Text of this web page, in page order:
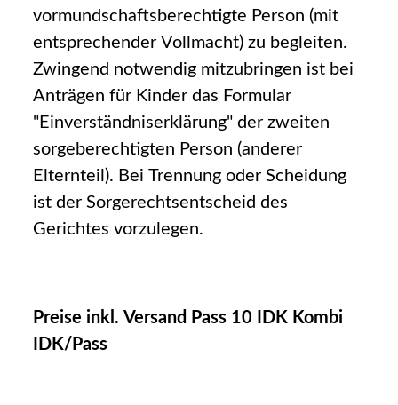
vormundschaftsberechtigte Person (mit
entsprechender Vollmacht) zu begleiten.
Zwingend notwendig mitzubringen ist bei
Anträgen für Kinder das Formular
"Einverständniserklärung" der zweiten
sorgeberechtigten Person (anderer
Elternteil). Bei Trennung oder Scheidung
ist der Sorgerechtsentscheid des
Gerichtes vorzulegen.
Preise inkl. Versand Pass 10 IDK Kombi
IDK/Pass